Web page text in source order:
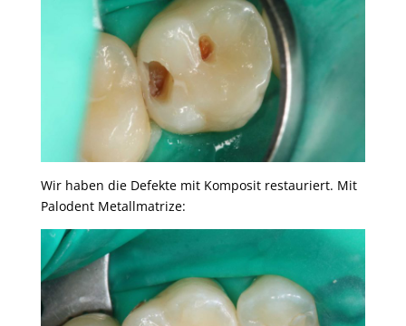
Wir haben die Defekte mit Komposit restauriert. Mit
Palodent Metallmatrize: